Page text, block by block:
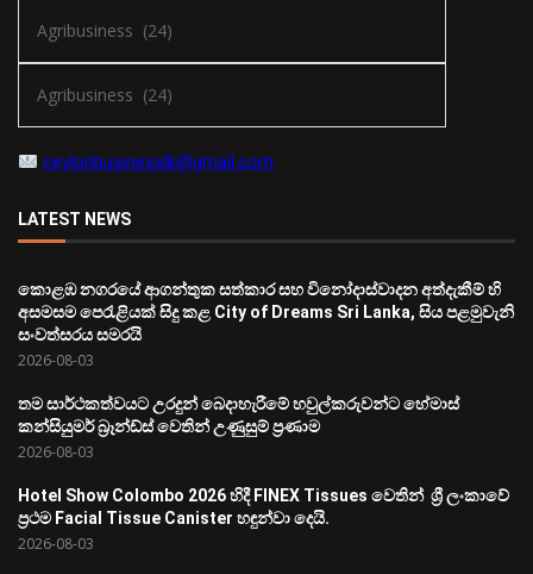
ceylonbusinesslk@gmail.com
LATEST NEWS
කොළඹ නගරයේ ආගන්තුක සත්කාර සහ විනෝදාස්වාදන අත්දැකීම් හි
අසමසම පෙරැළියක් සිදු කළ City of Dreams Sri Lanka, සිය පළමුවැනි
සංවත්සරය සමරයි
2026-08-03
තම සාර්ථකත්වයට උරදුන් බෙදාහැරීමේ හවුල්කරුවන්ට හේමාස්
කන්සියුමර් බ්‍රෑන්ඩ්ස් වෙතින් උණුසුම් ප්‍රණාම
2026-08-03
Hotel Show Colombo 2026 හිදී FINEX Tissues වෙතින් ශ්‍රී ලංකාවේ
ප්‍රථම Facial Tissue Canister හඳුන්වා දෙයි.
2026-08-03